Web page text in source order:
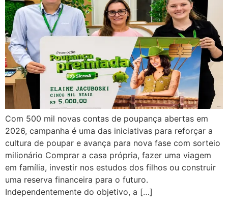
Com 500 mil novas contas de poupança abertas em
2026, campanha é uma das iniciativas para reforçar a
cultura de poupar e avança para nova fase com sorteio
milionário Comprar a casa própria, fazer uma viagem
em família, investir nos estudos dos filhos ou construir
uma reserva financeira para o futuro.
Independentemente do objetivo, a […]